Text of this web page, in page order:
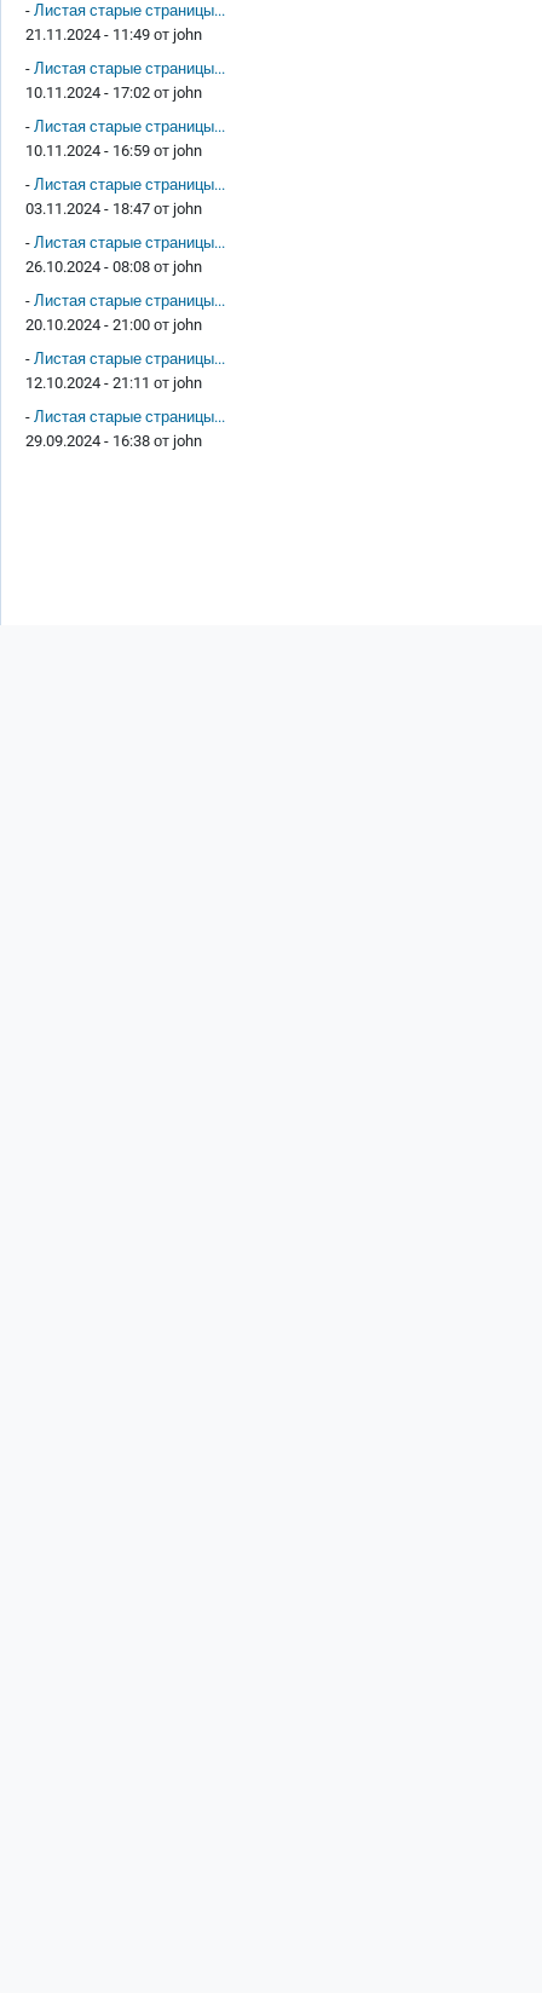
- Листая старые страницы...
21.11.2024 - 11:49 от john
- Листая старые страницы...
10.11.2024 - 17:02 от john
- Листая старые страницы...
10.11.2024 - 16:59 от john
- Листая старые страницы...
03.11.2024 - 18:47 от john
- Листая старые страницы...
26.10.2024 - 08:08 от john
- Листая старые страницы...
20.10.2024 - 21:00 от john
- Листая старые страницы...
12.10.2024 - 21:11 от john
- Листая старые страницы...
29.09.2024 - 16:38 от john